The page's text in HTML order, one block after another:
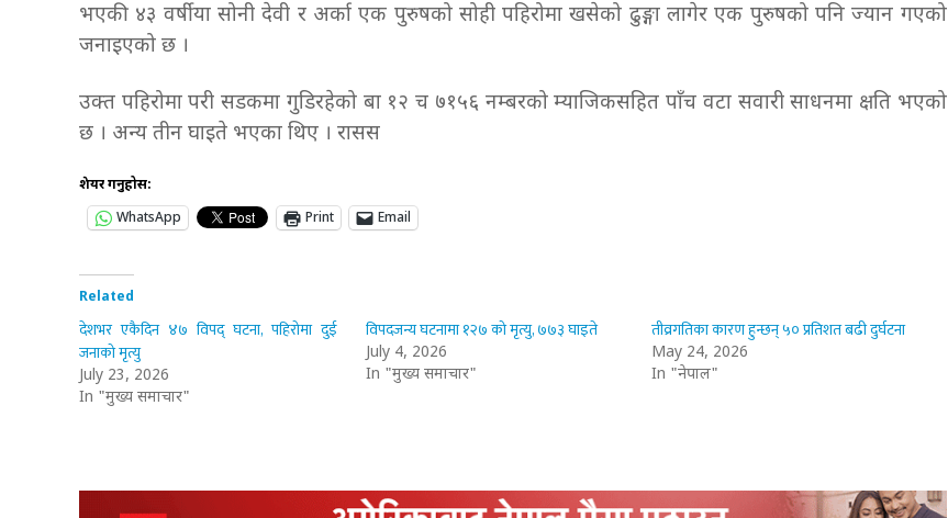
भएकी ४३ वर्षीया सोनी देवी र अर्का एक पुरुषको सोही पहिरोमा खसेको ढुङ्गा लागेर एक पुरुषको पनि ज्यान गएको
जनाइएको छ ।
उक्त पहिरोमा परी सडकमा गुडिरहेको बा १२ च ७१५६ नम्बरको म्याजिकसहित पाँच वटा सवारी साधनमा क्षति भएको
छ । अन्य तीन घाइते भएका थिए । रासस
शेयर गर्नुहोस:
WhatsApp
Print Email
Related
देशभर एकैदिन ४७ विपद् घटना, पहिरोमा दुई
जनाको मृत्यु
July 23, 2026
In "मुख्य समाचार"
विपदजन्य घटनामा १२७ को मृत्यु, ७७३ घाइते
July 4, 2026
In "मुख्य समाचार"
तीव्रगतिका कारण हुन्छन् ५० प्रतिशत बढी दुर्घटना
May 24, 2026
In "नेपाल"